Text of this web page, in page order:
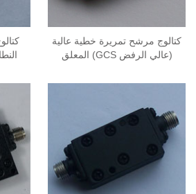
كتالوج مرشح تمريرة خطية عالية
المعلق (GCS عالي الرفض)